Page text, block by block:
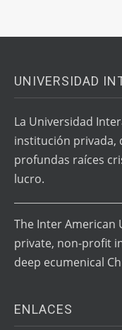
UNIVERSIDAD
La Universidad
institución privada,
profundas raíces
lucro.
The Inter American
private, non-profit
deep ecumenical
ENLACES